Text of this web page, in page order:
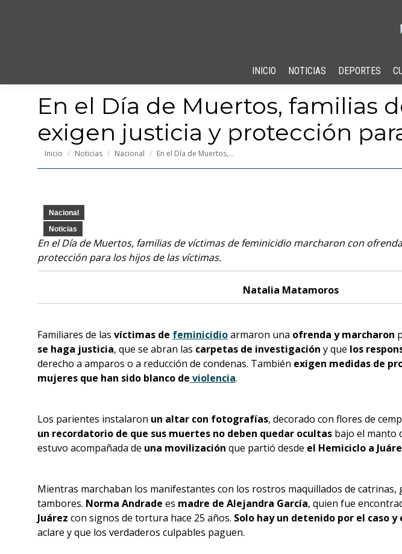
INICIO NOTICIAS DEPORTES
En el Día de Muertos, familias
exigen justicia y protección
Estás aquí:
Inicio Noticias Nacional En el Día de Muertos,…
Nacional
Noticias
En el Día de Muertos, familias de víctimas de feminicidio marcharon con
protección para los hijos de las víctimas.
Natalia Matamoros
Familiares de las víctimas de feminicidioarmaron una ofrenda y marcharon
se haga justicia, que se abran las carpetas de investigación y que los
derecho a amparos o a reducción de condenas. También exigen medidas de
mujeres que han sido blanco de violencia.
Los parientes instalaron un altar con fotografías, decorado con flores de
un recordatorio de que sus muertes no deben quedar ocultas bajo el manto
estuvo acompañada de una movilización que partió desde el Hemiciclo a
Mientras marchaban los manifestantes con los rostros maquillados de catrinas,
tambores. Norma Andrade es madre de Alejandra García, quien fue
Juárez con signos de tortura hace 25 años. Solo hay un detenido por el caso y
aclare y que los verdaderos culpables paguen.